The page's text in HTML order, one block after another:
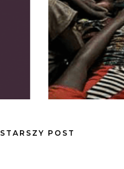
STARSZY POST